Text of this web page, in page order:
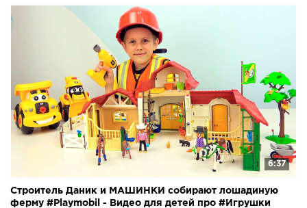
6:37
Строитель Даник и МАШИНКИ собирают лошадиную
ферму #Playmobil - Видео для детей про #Игрушки